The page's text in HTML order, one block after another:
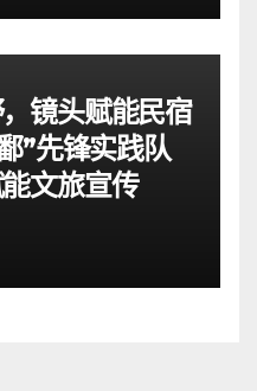
镜头赋能民宿
”先锋实践队
文旅宣传